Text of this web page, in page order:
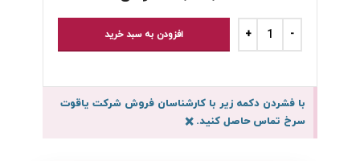
افزودن به سبد خرید
با فشردن دکمه زیر با کارشناسان فروش شرکت یاقوت
سرخ تماس حاصل کنید.×